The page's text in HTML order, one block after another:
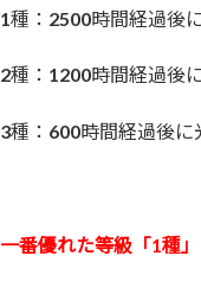
1種：2500時間経過後
2種：1200時間経過後
3種：600時間経過後に
一番優れた等級「1種